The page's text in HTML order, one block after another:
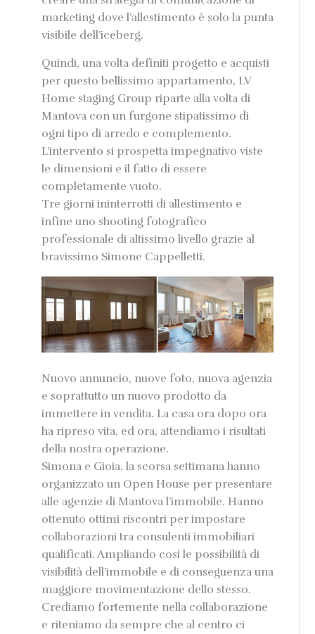
marketing dove l’allestimento è solo la punta
visibile dell’iceberg.
Quindi, una volta definiti progetto e acquisti
per questo bellissimo appartamento, LV
Home staging Group riparte alla volta di
Mantova con un furgone stipatissimo di
ogni tipo di arredo e complemento.
L’intervento si prospetta impegnativo viste
le dimensioni e il fatto di essere
completamente vuoto.
Tre giorni ininterrotti di allestimento e
infine uno shooting fotografico
professionale di altissimo livello grazie al
bravissimo Simone Cappelletti.
Nuovo annuncio, nuove foto, nuova agenzia
e soprattutto un nuovo prodotto da
immettere in vendita. La casa ora dopo ora
ha ripreso vita, ed ora, attendiamo i risultati
della nostra operazione.
Simona e Gioia, la scorsa settimana hanno
organizzato un Open House per presentare
alle agenzie di Mantova l’immobile. Hanno
ottenuto ottimi riscontri per impostare
collaborazioni tra consulenti immobiliari
qualificati. Ampliando cosi le possibilità di
visibilità dell’immobile e di conseguenza una
maggiore movimentazione dello stesso.
Crediamo fortemente nella collaborazione
e riteniamo da sempre che al centro ci